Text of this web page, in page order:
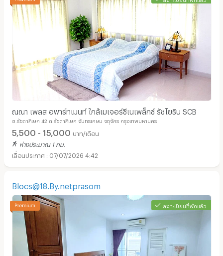
ณณา เพลส อพาร์ทเมนท์ ใกล้เมเจอร์ซีเนเพล็กซ์ รัชโยธิน SCB
ซ.รัชดาภิเษก 42 ถ.รัชดาภิเษก จันทรเกษม จตุจักร กรุงเทพมหานคร
5,500 - 15,000 บาท/เดือน
ห่างประมาณ 1 กม.
07/07/2026 4:42
Blocs@18.By.netprasom
ลงทะเบียนที่พักแล้ว